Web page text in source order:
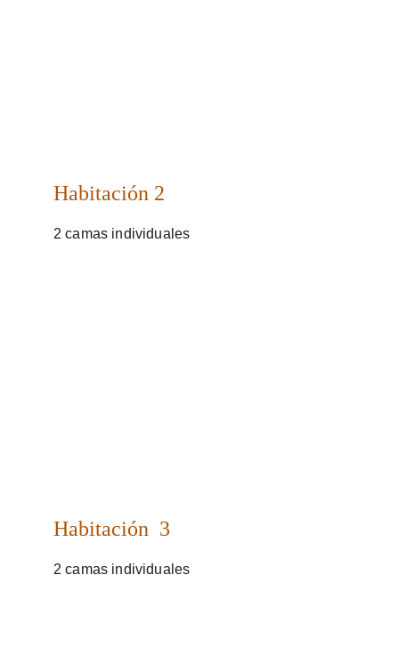
Habitación 2
2 camas individuales
Habitación  3
2 camas individuales